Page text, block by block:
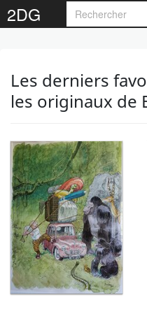
2DG
Les derniers
les originaux de